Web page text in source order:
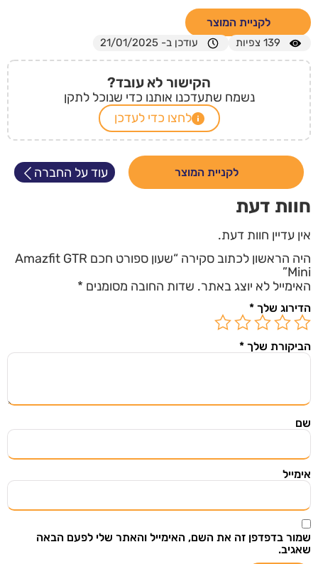
לקניית המוצר
139 צפיות עודכן ב- 21/01/2025
הקישור לא עובד?
נשמח שתעדכנו אותנו כדי שנוכל לתקן
לחצו כדי לעדכן
לקניית המוצר עוד על החברה
חוות דעת
אין עדיין חוות דעת.
היה הראשון לכתוב סקירה “שעון ספורט חכם Amazfit GTR
Mini”
האימייל לא יוצג באתר. שדות החובה מסומנים *
הדירוג שלך *
הביקורת שלך *
שם
אימייל
שמור בדפדפן זה את השם, האימייל והאתר שלי לפעם הבאה
שאגיב.
השארו מעודכנים
הירשמו ל"מצאתי שיתפתי" וקבלו אליכם למייל מוצרים
אני רוצה לקבל עדכונים במייל ואני מאשר/ת
שקראתי את